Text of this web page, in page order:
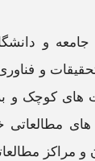
جامعه و
و
کوچک و
مطالعاتی
مراکز